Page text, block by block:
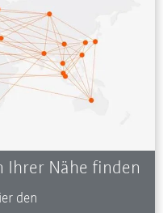
Ihrer Nähe finden
den